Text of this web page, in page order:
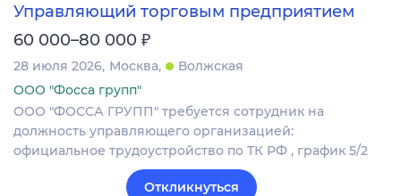
Управляющий торговым предприятием
60 000–80 000 ₽
28 июля 2026 Москва
Волжская
ООО "Фосса групп"
ООО "ФОССА ГРУПП" требуется сотрудник на
должность управляющего организацией:
официальное трудоустройство по ТК РФ , график 5/2
Откликнуться